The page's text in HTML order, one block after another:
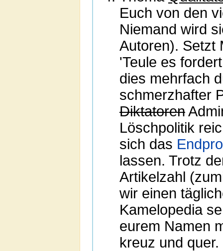
Euch von den
Niemand wird
Autoren). Setzt
'Teule es
dies mehrfach
schmerzhafter
Diktatoren
Löschpolitik
sich das
lassen. Trotz
Artikelzahl
wir einen
Kamelopedia
eurem Namen
kreuz und